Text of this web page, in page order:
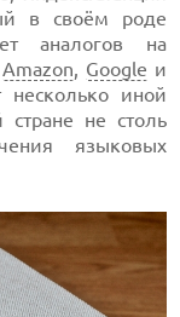
в своём роде
аналогов на
Amazon, Google и
иной
не столь
языковых